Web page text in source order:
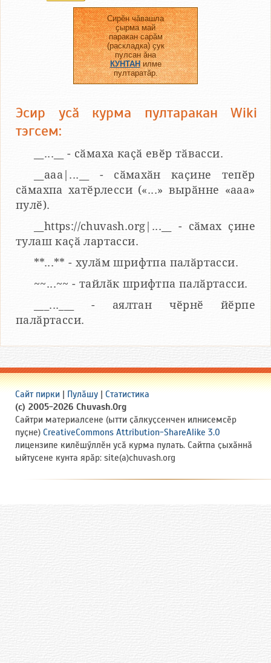
Сирӗн чӑвашла
ҫырма май
паракан сарӑм
(раскладка) ҫук
пулсан ӑна
КУНТАНилме
пултаратӑр.
Эсир усӑ курма пултаракан Wiki
тэгсем:
__...__ - сӑмаха каҫӑ евӗр тӑвасси.
__aaa|...__ - сӑмахӑн каҫине тепӗр
сӑмахпа хатӗрлесси («...» вырӑнне «ааа»
пулӗ).
__https://chuvash.org|...__ - сӑмах ҫине
тулаш каҫӑ лартасси.
**...** - хулӑм шрифтпа палӑртасси.
~~...~~ - тайлӑк шрифтпа палӑртасси.
___...___ - аялтан чӗрнӗ йӗрпе
палӑртасси.
Сайт пирки Пулӑшу
Статистика
(c) 2005-2026 Chuvash.Org
Сайтри материалсене (ытти ҫӑлкуҫсенчен илнисемсӗр
пуҫне) CreativeCommons Attribution-ShareAlike 3.0
лицензипе килӗшӳллӗн усӑ курма пулать. Сайтпа ҫыхӑннӑ
ыйтусене кунта ярӑр: site(a)chuvash.org